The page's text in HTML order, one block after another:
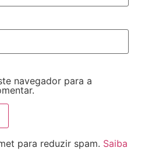
navegador para a
para reduzir spam. Saiba